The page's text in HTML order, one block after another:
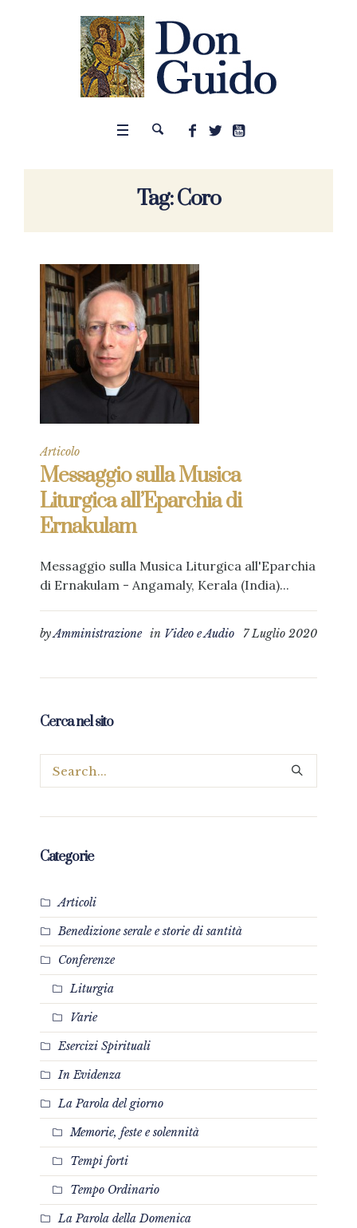
Tag:Coro
Articolo
Messaggio sulla Musica
Liturgica all’Eparchia di
Ernakulam
Messaggio sulla Musica Liturgica all'Eparchia
di Ernakulam - Angamaly, Kerala (India)...
7 Luglio 2020
byAmministrazione in Video e Audio
Cerca nel sito
Categorie
Articoli
Benedizione serale e storie di santità
Conferenze
Liturgia
Varie
Esercizi Spirituali
In Evidenza
La Parola del giorno
Memorie, feste e solennità
Tempi forti
Tempo Ordinario
La Parola della Domenica